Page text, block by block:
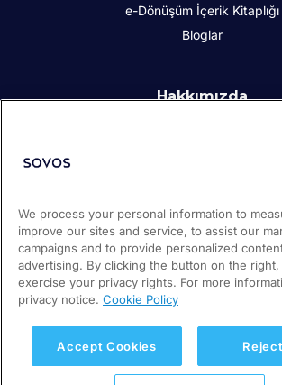
e-Dönüşüm İçerik Kitaplığı
Bloglar
Hakkımızda
Kariyer
Destek
© 2026 Sovos Compliance,
Kalite Politikası
We process your personal information to
improve our sites and service, to assist our
campaigns and to provide personalized
advertising. By clicking the button on the right,
exercise your privacy rights. For more
privacy notice. Cookie Policy
Accept Cookies